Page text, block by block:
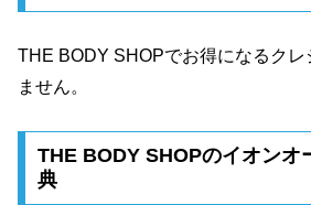
THE BODY SHOPでお得になるクレ
ません。
THE BODY SHOPのイオンオ
典